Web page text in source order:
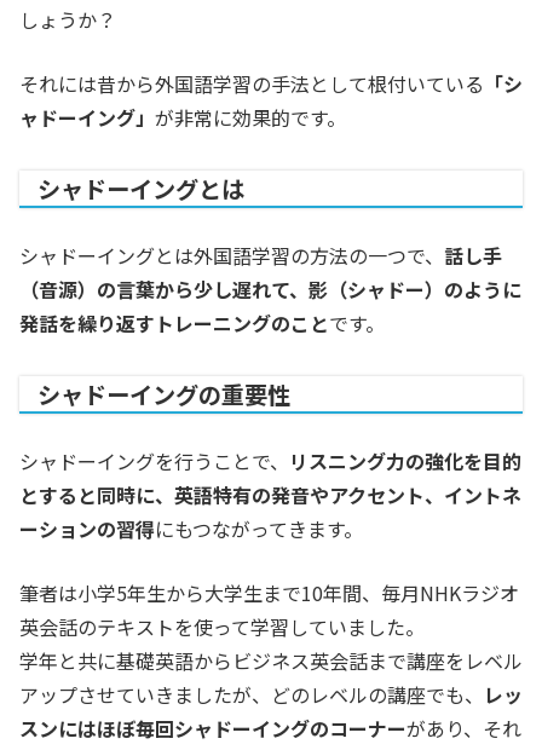
しょうか？
それには昔から外国語学習の手法として根付いている 「シ
ャドーイング」 が非常に効果的です。
シャドーイングとは
シャドーイングとは外国語学習の方法の一つで、 話し手
（音源）の言葉から少し遅れて、影（シャドー）のように
発話を繰り返すトレーニングのことです。
シャドーイングの重要性
シャドーイングを行うことで、 リスニング力の強化を目的
とすると同時に、英語特有の発音やアクセント、イントネ
ーションの習得にもつながってきます。
筆者は小学5年生から大学生まで10年間、毎月NHKラジオ
英会話のテキストを使って学習していました。
学年と共に基礎英語からビジネス英会話まで講座をレベル
アップさせていきましたが、どのレベルの講座でも、 レッ
スンにはほぼ毎回シャドーイングのコーナーがあり、それ